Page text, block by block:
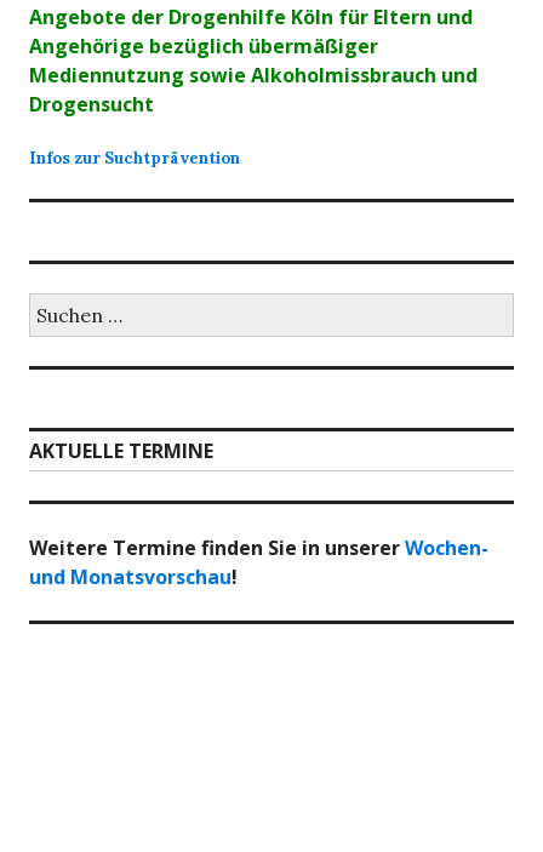
Angebote der Drogenhilfe Köln für Eltern und
Angehörige bezüglich übermäßiger
Mediennutzung sowie Alkoholmissbrauch und
Drogensucht
Infos zur Suchtprävention
nach:
AKTUELLE TERMINE
Weitere Termine finden Sie in unsererWochen-
und Monatsvorschau!